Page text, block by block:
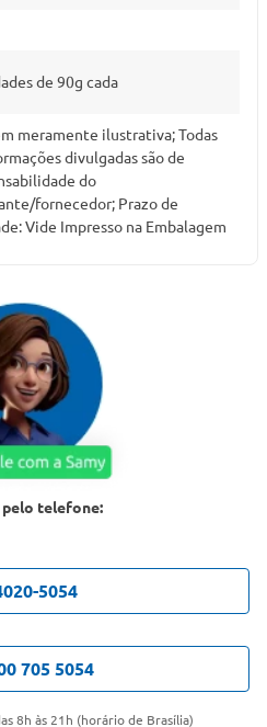
de 90g cada
meramente ilustrativa; Todas
divulgadas são de
do
fornecedor; Prazo de
Vide Impresso na Embalagem
pelo telefone:
5054
705 5054
8h às 21h (horário de Brasília)